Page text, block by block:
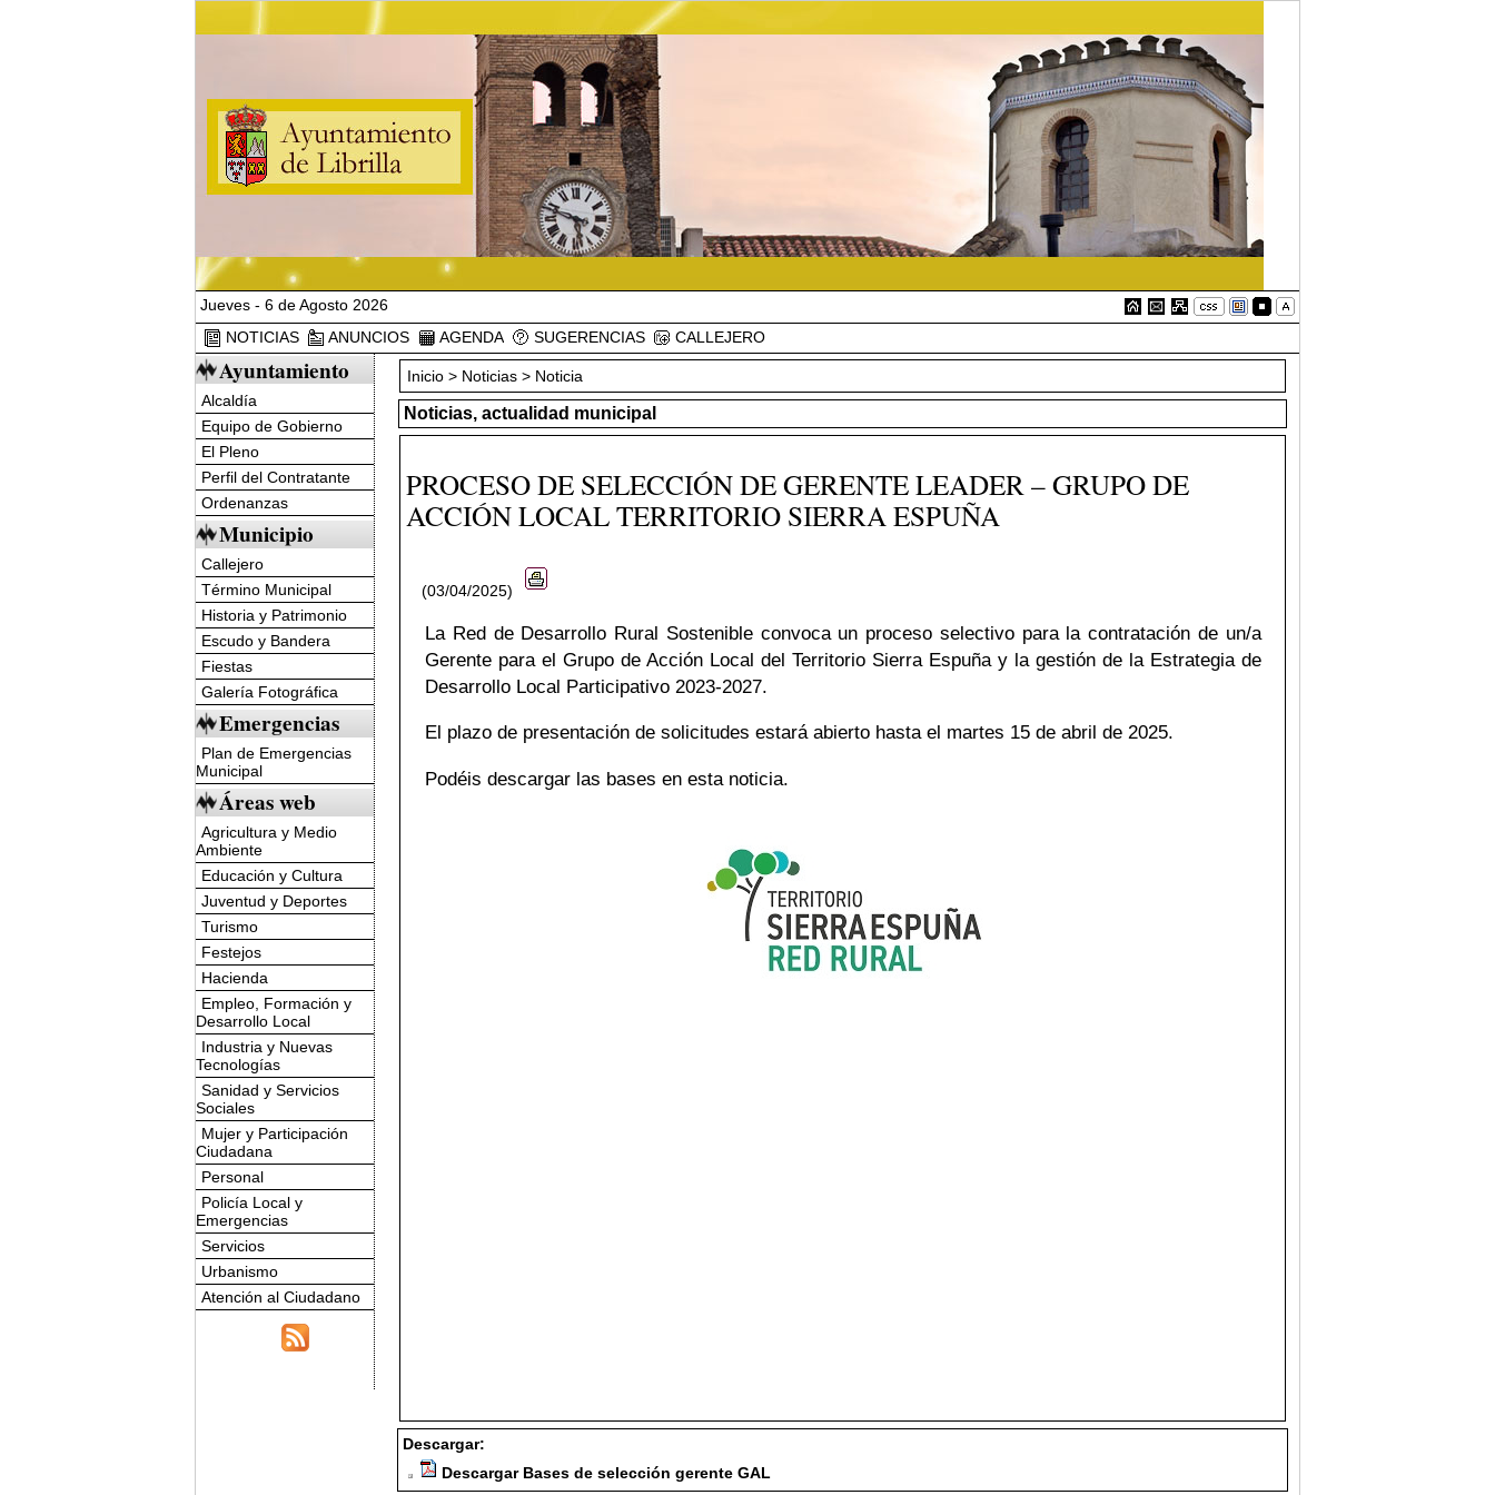
Jueves - 6 de Agosto 2026
NOTICIAS
ANUNCIOS AGENDA SUGERENCIAS CALLEJERO
Ayuntamiento
Alcaldía
Equipo de Gobierno
El Pleno
Perfil del Contratante
Ordenanzas
Municipio
Callejero
Término Municipal
Historia y Patrimonio
Escudo y Bandera
Fiestas
Galería Fotográfica
Emergencias
Plan de Emergencias
Municipal
Áreas web
Agricultura y Medio
Ambiente
Educación y Cultura
Juventud y Deportes
Turismo
Festejos
Hacienda
Empleo, Formación y
Desarrollo Local
Industria y Nuevas
Tecnologías
Sanidad y Servicios
Sociales
Mujer y Participación
Ciudadana
Personal
Policía Local y
Emergencias
Servicios
Urbanismo
Atención al Ciudadano
Inicio> Noticias > Noticia
Noticias, actualidad municipal
PROCESO DE SELECCIÓN DE GERENTE LEADER – GRUPO DE
ACCIÓN LOCAL TERRITORIO SIERRA ESPUÑA
(03/04/2025)
La Red de Desarrollo Rural Sostenible convoca un proceso selectivo para la contratación de un/a
Gerente para el Grupo de Acción Local del Territorio Sierra Espuña y la gestión de la Estrategia de
Desarrollo Local Participativo 2023-2027.
El plazo de presentación de solicitudes estará abierto hasta el martes 15 de abril de 2025.
Podéis descargar las bases en esta noticia.
Descargar:
Descargar Bases de selección gerente GAL